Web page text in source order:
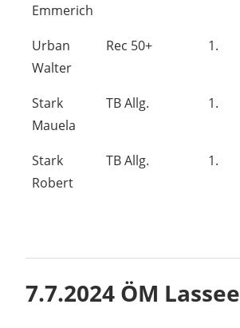
Emmerich
Urban
Walter
Rec 50+ 1.
Stark
Mauela
TB Allg. 1.
Stark
Robert
TB Allg. 1.
7.7.2024 ÖM Lassee